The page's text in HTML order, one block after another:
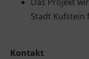
Stadt Kufstein
Kontakt